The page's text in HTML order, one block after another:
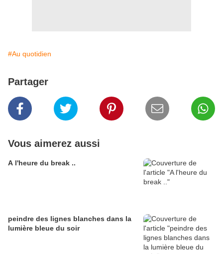
#Au quotidien
Partager
Vous aimerez aussi
A l'heure du break ..
peindre des lignes blanches dans la
lumière bleue du soir